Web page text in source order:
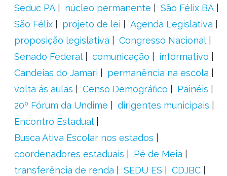
Seduc PA
núcleo permanente
São Félix BA
São Félix
projeto de lei
Agenda Legislativa
proposição legislativa
Congresso Nacional
Senado Federal
comunicação
informativo
Candeias do Jamari
permanência na escola
volta ás aulas
Censo Demográfico
Painéis
20º Fórum da Undime
dirigentes municipais
Encontro Estadual
Busca Ativa Escolar nos estados
coordenadores estaduais
Pé de Meia
transferência de renda
SEDU ES
CDJBC